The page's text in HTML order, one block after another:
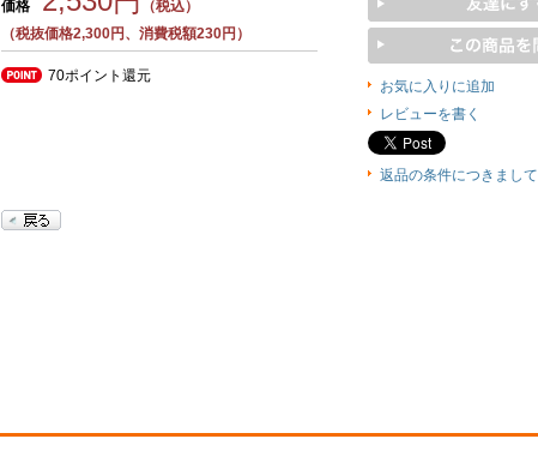
価格
（税込）
（税抜価格2,300円、消費税額230円）
70ポイント還元
お気に入りに追加
レビューを書く
返品の条件につきまして